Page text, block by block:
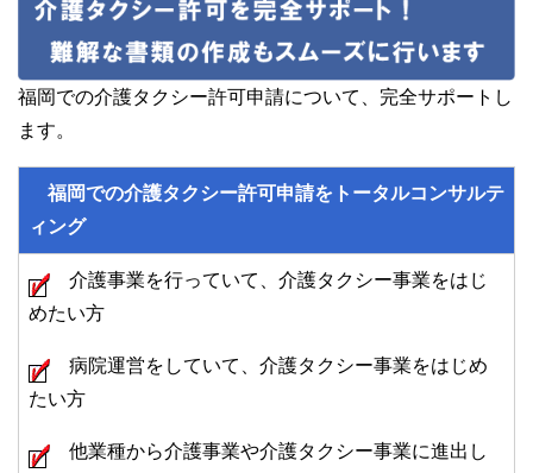
福岡での介護タクシー許可申請について、完全サポートし
ます。
福岡での介護タクシー許可申請をトータルコンサルテ
ィング
介護事業を行っていて、介護タクシー事業をはじ
めたい方
病院運営をしていて、介護タクシー事業をはじめ
たい方
他業種から介護事業や介護タクシー事業に進出し